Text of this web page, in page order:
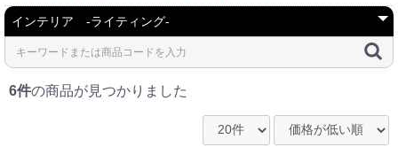
6件の商品が見つかりました